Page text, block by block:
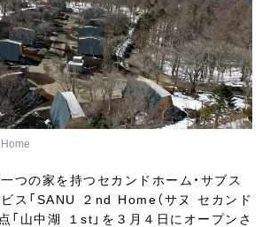
つの家を持つセカンドホーム・サブス
ス「SANU ２nd Home（サヌ セカンド
点「山中湖 １st」を３月４日にオープンさ